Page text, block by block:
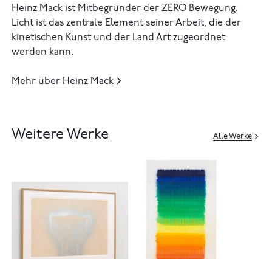
Heinz Mack ist Mitbegründer der ZERO Bewegung.
Licht ist das zentrale Element seiner Arbeit, die der
kinetischen Kunst und der Land Art zugeordnet
werden kann.
Mehr über Heinz Mack
Weitere Werke Alle Werke